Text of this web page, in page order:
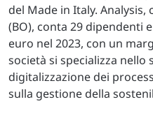
del Made in Italy. Analysis,
(BO), conta 29 dipendenti
euro nel 2023, con un
società si specializza
digitalizzazione dei
sulla gestione della